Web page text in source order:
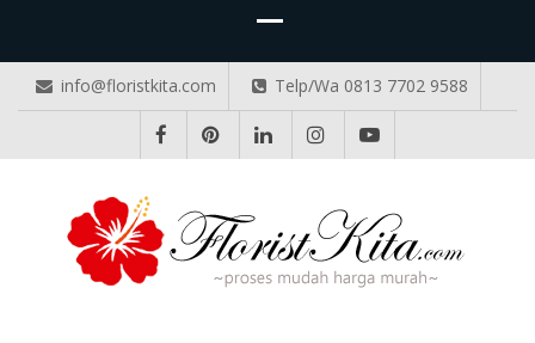
info@floristkita.com Telp/Wa 0813 7702 9588